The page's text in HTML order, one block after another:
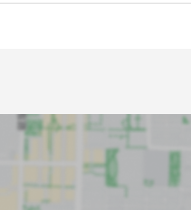
A 忠順街口公車站
力行國小公車站
忠順街口公車站